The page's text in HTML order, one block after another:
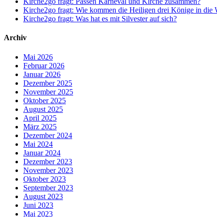
Kirche2go fragt: Wie kommen die Heiligen drei Könige in die
Kirche2go fragt: Was hat es mit Silvester auf sich?
Archiv
Mai 2026
Februar 2026
Januar 2026
Dezember 2025
November 2025
Oktober 2025
August 2025
April 2025
März 2025
Dezember 2024
Mai 2024
Januar 2024
Dezember 2023
November 2023
Oktober 2023
September 2023
August 2023
Juni 2023
Mai 2023